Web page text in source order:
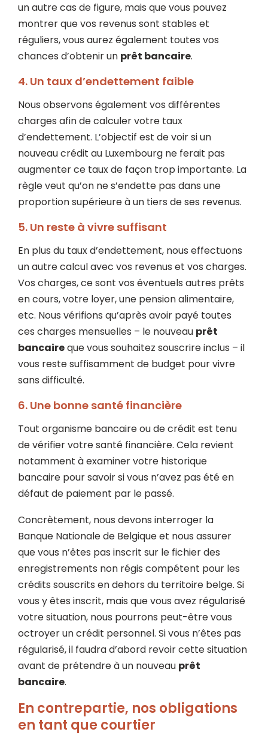
un autre cas de figure, mais que vous pouvez
montrer que vos revenus sont stables et
réguliers, vous aurez également toutes vos
chances d’obtenir un prêt bancaire.
4. Un taux d’endettement faible
Nous observons également vos différentes
charges afin de calculer votre taux
d’endettement. L’objectif est de voir si un
nouveau crédit au Luxembourg ne ferait pas
augmenter ce taux de façon trop importante. La
règle veut qu’on ne s’endette pas dans une
proportion supérieure à un tiers de ses revenus.
5. Un reste à vivre suffisant
En plus du taux d’endettement, nous effectuons
un autre calcul avec vos revenus et vos charges.
Vos charges, ce sont vos éventuels autres prêts
en cours, votre loyer, une pension alimentaire,
etc. Nous vérifions qu’après avoir payé toutes
ces charges mensuelles – le nouveau prêt
bancaireque vous souhaitez souscrire inclus – il
vous reste suffisamment de budget pour vivre
sans difficulté.
6. Une bonne santé financière
Tout organisme bancaire ou de crédit est tenu
de vérifier votre santé financière. Cela revient
notamment à examiner votre historique
bancaire pour savoir si vous n’avez pas été en
défaut de paiement par le passé.
Concrètement, nous devons interroger la
Banque Nationale de Belgique et nous assurer
que vous n’êtes pas inscrit sur le fichier des
enregistrements non régis compétent pour les
crédits souscrits en dehors du territoire belge. Si
vous y êtes inscrit, mais que vous avez régularisé
votre situation, nous pourrons peut-être vous
octroyer un crédit personnel. Si vous n’êtes pas
régularisé, il faudra d’abord revoir cette situation
avant de prétendre à un nouveau prêt
bancaire.
En contrepartie, nos obligations
en tant que courtier